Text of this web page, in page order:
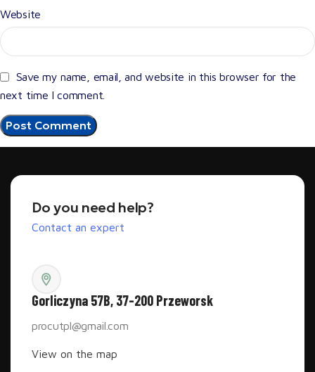
Website
Save my name, email, and website in this browser for the
next time I comment.
Do you need help?
Contact an expert
Gorliczyna 57B, 37-200 Przeworsk
procutpl@gmail.com
View on the map